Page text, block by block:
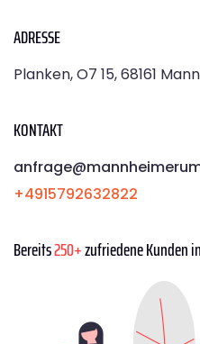
ADRESSE
Planken, O7 15, 68161
KONTAKT
+4915792632822
Bereits250+zufriedene Kunden in